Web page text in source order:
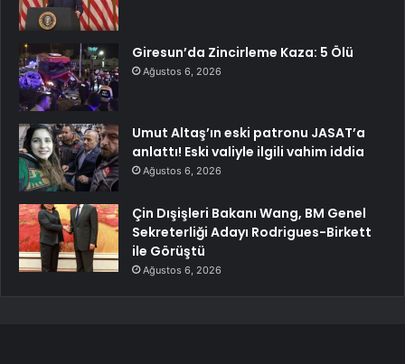
Giresun’da Zincirleme Kaza: 5 Ölü
Ağustos 6, 2026
Umut Altaş’ın eski patronu JASAT’a
anlattı! Eski valiyle ilgili vahim iddia
Ağustos 6, 2026
Çin Dışişleri Bakanı Wang, BM Genel
Sekreterliği Adayı Rodrigues-Birkett
ile Görüştü
Ağustos 6, 2026